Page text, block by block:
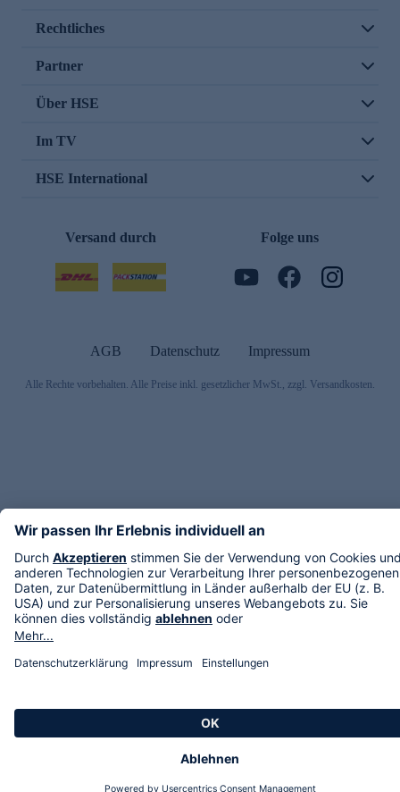
Rechtliches
Partner
Über HSE
Im TV
HSE International
Versand durch Folge uns
AGB Datenschutz Impressum
Alle Rechte vorbehalten. Alle Preise inkl. gesetzlicher MwSt., zzgl. Versandkosten.